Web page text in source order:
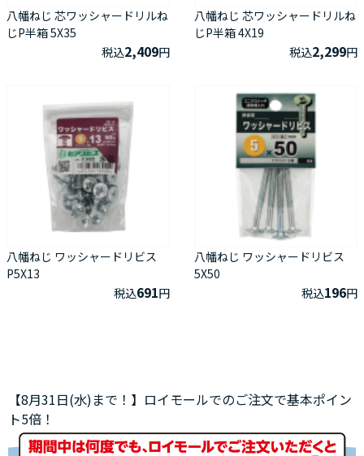
八幡ねじ 芯ワッシャードリルね
じP半箱 5X35
税込2,409円
八幡ねじ 芯ワッシャードリルね
じP半箱 4X19
税込2,299円
八幡ねじ ワッシャードリビス
P5X13
税込691円
八幡ねじ ワッシャードリビス
5X50
税込196円
【8月31日(水)まで！】ロイモールでのご注文で基本ポイン
ト5倍！